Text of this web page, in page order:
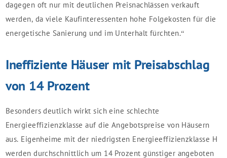
dagegen oft nur mit deutlichen Preisnachlässen verkauft
werden, da viele Kaufinteressenten hohe Folgekosten für die
energetische Sanierung und im Unterhalt fürchten.“
Ineffiziente Häuser mit Preisabschlag
von 14 Prozent
Besonders deutlich wirkt sich eine schlechte
Energieeffizienzklasse auf die Angebotspreise von Häusern
aus. Eigenheime mit der niedrigsten Energieeffizienzklasse H
werden durchschnittlich um 14 Prozent günstiger angeboten